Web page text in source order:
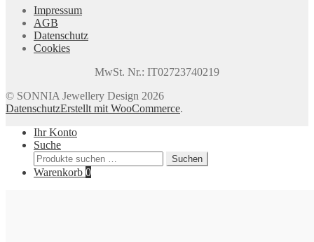
Impressum
AGB
Datenschutz
Cookies
MwSt. Nr.: IT02723740219
© SONNIA Jewellery Design 2026
DatenschutzErstellt mit WooCommerce.
Ihr Konto
Suche
Suchen
nach:
Suchen
Warenkorb 0